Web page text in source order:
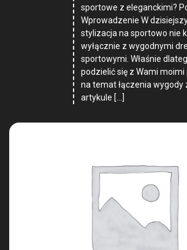
sportowe z eleganckimi?
Wprowadzenie W
stylizacja na sportowo nie
wyłącznie z wygodnymi
sportowymi. Właśnie
podzielić się z Wami
na temat łączenia wygody
artykule […]